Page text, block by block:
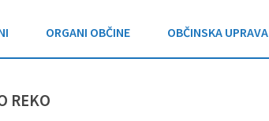
ORGANI OBČINE OBČINSKA UPRAVA
REKO